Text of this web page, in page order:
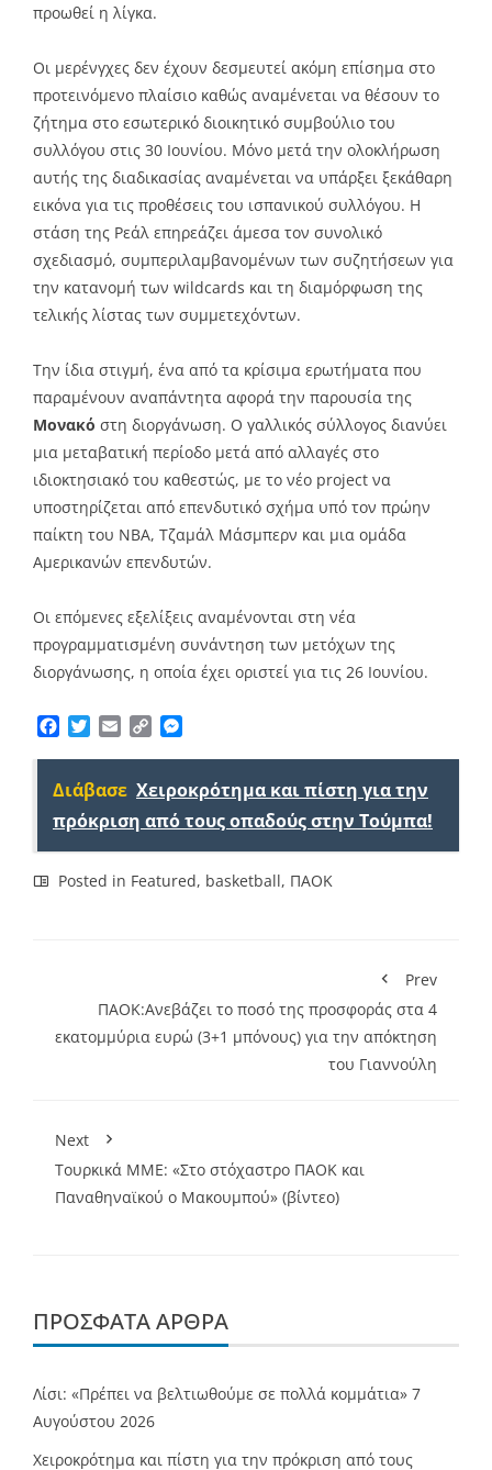
προωθεί η λίγκα.
Οι μερένγχες δεν έχουν δεσμευτεί ακόμη επίσημα στο
προτεινόμενο πλαίσιο καθώς αναμένεται να θέσουν το
ζήτημα στο εσωτερικό διοικητικό συμβούλιο του
συλλόγου στις 30 Ιουνίου. Μόνο μετά την ολοκλήρωση
αυτής της διαδικασίας αναμένεται να υπάρξει ξεκάθαρη
εικόνα για τις προθέσεις του ισπανικού συλλόγου. Η
στάση της Ρεάλ επηρεάζει άμεσα τον συνολικό
σχεδιασμό, συμπεριλαμβανομένων των συζητήσεων για
την κατανομή των wildcards και τη διαμόρφωση της
τελικής λίστας των συμμετεχόντων.
Την ίδια στιγμή, ένα από τα κρίσιμα ερωτήματα που
παραμένουν αναπάντητα αφορά την παρουσία της
Μονακό στη διοργάνωση. Ο γαλλικός σύλλογος διανύει
μια μεταβατική περίοδο μετά από αλλαγές στο
ιδιοκτησιακό του καθεστώς, με το νέο project να
υποστηρίζεται από επενδυτικό σχήμα υπό τον πρώην
παίκτη του NBA, Τζαμάλ Μάσμπερν και μια ομάδα
Αμερικανών επενδυτών.
Οι επόμενες εξελίξεις αναμένονται στη νέα
προγραμματισμένη συνάντηση των μετόχων της
διοργάνωσης, η οποία έχει οριστεί για τις 26 Ιουνίου.
Facebook
TwitterEmailCopy
Διάβασε Χειροκρότημα και πίστη για την
πρόκριση από τους οπαδούς στην Τούμπα!
Posted in Featured, basketball, ΠΑΟΚ
Prev
ΠΑΟΚ:Ανεβάζει το ποσό της προσφοράς στα 4
εκατομμύρια ευρώ (3+1 μπόνους) για την απόκτηση
του Γιαννούλη
Next
Τουρκικά ΜΜΕ: «Στο στόχαστρο ΠΑΟΚ και
Παναθηναϊκού ο Μακουμπού» (βίντεο)
ΠΡΌΣΦΑΤΑ ΆΡΘΡΑ
Λίσι: «Πρέπει να βελτιωθούμε σε πολλά κομμάτια» 7
Αυγούστου 2026
Χειροκρότημα και πίστη για την πρόκριση από τους